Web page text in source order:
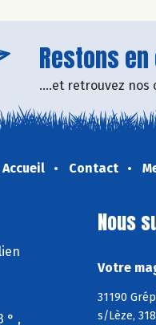
Restons
....et retrouvez nos
Accueil Contact
° ,
Nous
Votre
31190
s/Lèze,